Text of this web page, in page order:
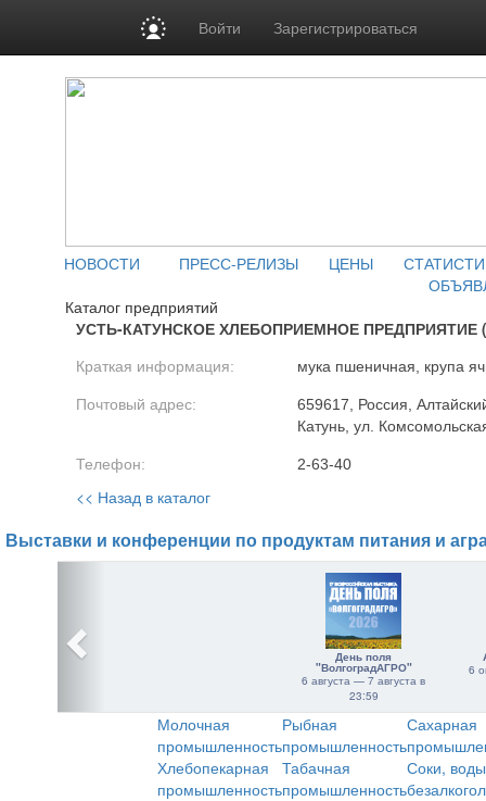
Войти Зарегистрироваться
НОВОСТИ ПРЕСС-РЕЛИЗЫ ЦЕНЫ
Каталог предприятий
УСТЬ-КАТУНСКОЕ ХЛЕБОПРИЕМНОЕ ПРЕДПРИЯТИЕ
Краткая информация: мука пшеничная, крупа
Почтовый адрес:
659617, Россия,
Катунь, ул.
Телефон: 2-63-40
<< Назад в каталог
Выставки и конференции по продуктам питания и
День поля
"ВолгоградАГРО"
6 августа — 7 августа в
23:59
6
Молочная
промышленность
Рыбная
промышленность
Сахарная
Хлебопекарная
промышленность
Табачная
промышленность
Соки,